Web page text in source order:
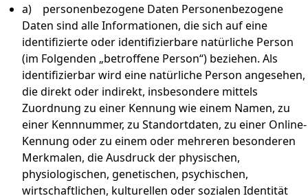
a) personenbezogene Daten Personenbezogene
Daten sind alle Informationen, die sich auf eine
identifizierte oder identifizierbare natürliche Person
(im Folgenden „betroffene Person“) beziehen. Als
identifizierbar wird eine natürliche Person angesehen,
die direkt oder indirekt, insbesondere mittels
Zuordnung zu einer Kennung wie einem Namen, zu
einer Kennnummer, zu Standortdaten, zu einer Online-
Kennung oder zu einem oder mehreren besonderen
Merkmalen, die Ausdruck der physischen,
physiologischen, genetischen, psychischen,
wirtschaftlichen, kulturellen oder sozialen Identität